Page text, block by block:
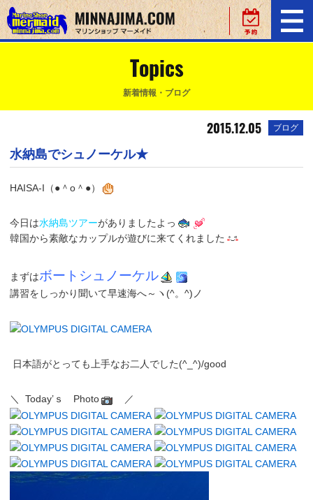
Topics
新着情報・ブログ
2015.12.05 ブログ
水納島でシュノーケル★
HAISA-I（●＾o＾●）
今日は水納島ツアーがありましたよっ
韓国から素敵なカップルが遊びに来てくれました
まずはボートシュノーケル
講習をしっかり聞いて早速海へ～ヽ(^。^)ノ
日本語がとっても上手なお二人でした(^_^)/good
＼ Today’ｓ Photo ／